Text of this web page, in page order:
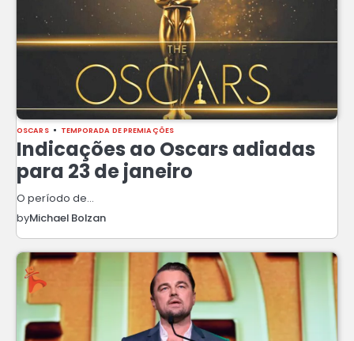
OSCARS TEMPORADA DE PREMIAÇÕES
Indicações ao Oscars adiadas
para 23 de janeiro
O período de…
byMichael Bolzan